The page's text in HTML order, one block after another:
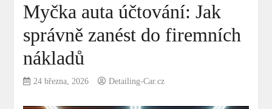
Myčka auta účtování: Jak
správně zanést do firemních
nákladů
24 března, 2026 Detailing-Car.cz